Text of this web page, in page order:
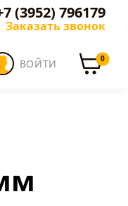
(3952) 796179
Заказать звонок
ВОЙТИ 0